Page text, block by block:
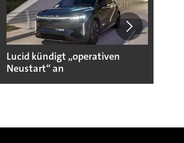
Lucid kündigt „operativen
Neustart“ an